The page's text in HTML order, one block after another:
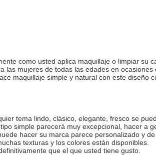
como usted aplica maquillaje o limpiar su
mujeres de todas las edades en
maquillaje simple y natural con este diseño
tema lindo, clásico, elegante, fresco se
simple parecerá muy excepcional, hacer a
hacer su marca parece personalizado y de
texturas y los colores están disponibles.
que el que usted tiene gusto.